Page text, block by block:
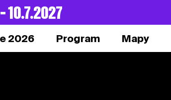
10.7.2027
2026 Program Mapy